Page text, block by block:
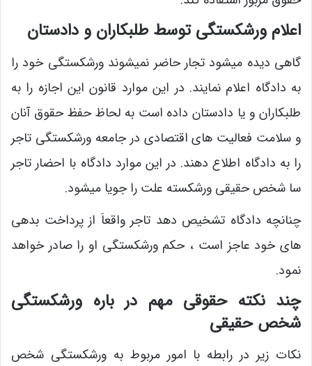
اعلام ورشکستگی توسط طلبکاران و دادستان
گاهی دیده میشود تجار حاضر نمیشوند ورشکستگی خود را
به دادگاه اعلام نمایند. در این موارد قانون این اجازه را به
طلبکاران و یا دادستان داده است به لحاظ حفظ حقوق آنان
و سلامت فعالیت های اقتصادی در جامعه ورشکستگی تاجر
را به دادگاه اطلاع دهند. در این موارد دادگاه با احضار تاجر
سا شخص حقیقی ورشکسته علت را جویا میشود.
چنانچه دادگاه تشخیص دهد تاجر واقعاَ از پرداخت بدهی
های خود عاجز است ، حکم ورشکستگی او را صادر خواهد
نمود.
چند نکته حقوقی مهم در باره ورشکستگی
شخص حقیقی
نکات زیر در رابطه با امور مربوط به ورشکستگی شخص